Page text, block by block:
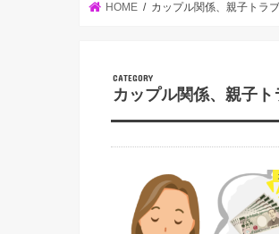
HOME カップル関係、親子トラ
カップル関係、親子ト